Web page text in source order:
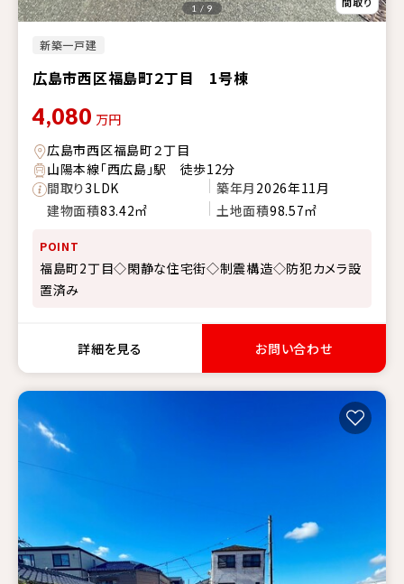
新築一戸建
広島市西区福島町２丁目 1号棟
1 / 9
4,080 万円
広島市西区福島町２丁目
山陽本線「西広島」駅 徒歩12分
間取り3LDK 築年月 2026年11月
建物面積83.42㎡ 土地面積98.57㎡
POINT
福島町2丁目◇閑静な住宅街◇制震構造◇防犯カメラ設
置済み
詳細を見る お問い合わせ